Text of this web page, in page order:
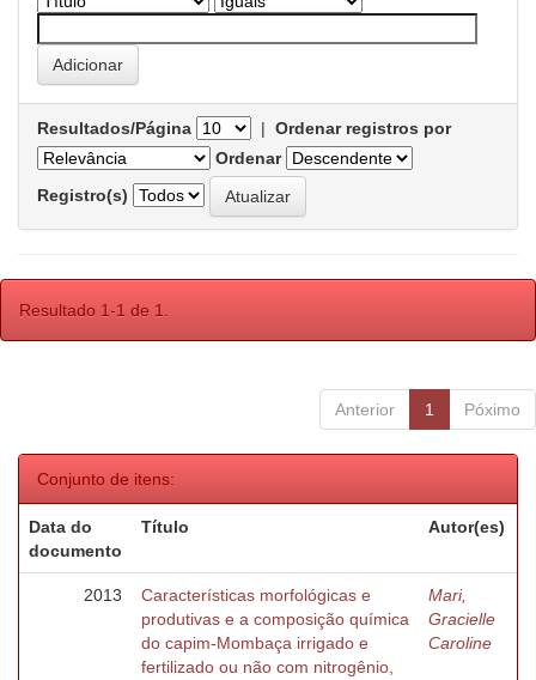
Resultados/Página | Ordenar registros por
Ordenar
Registro(s)
Resultado 1-1 de 1.
Anterior 1 Póximo
Conjunto de itens:
Data do
documento
Título Autor(es)
2013
Características morfológicas e
produtivas e a composição química
do capim-Mombaça irrigado e
fertilizado ou não com nitrogênio,
Mari,
Gracielle
Caroline